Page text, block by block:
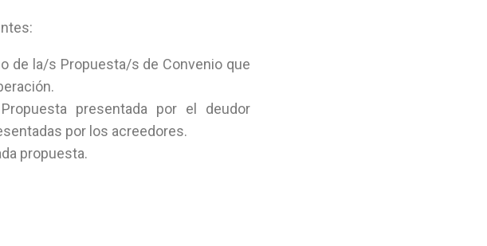
de la/s Propuesta/s de Convenio que
presentada por el deudor
por los acreedores.
propuesta.